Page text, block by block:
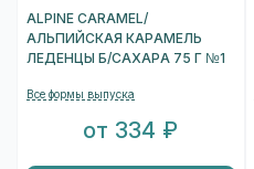
ALPINE CARAMEL/
АЛЬПИЙСКАЯ КАРАМЕЛЬ
ЛЕДЕНЦЫ Б/САХАРА 75 Г №1
Все формы выпуска
от 334 ₽